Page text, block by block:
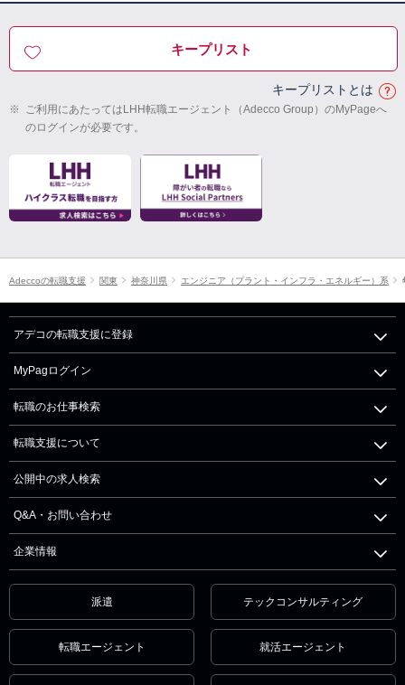
キープリスト
キープリストとは
※ ご利用にあたってはLHH転職エージェント（Adecco Group）のMyPageへ
のログインが必要です。
Adeccoの転職支援 関東 神奈川県 エンジニア（プラント・インフラ・エネルギー）系
アデコの転職支援に登録
MyPagログイン
転職のお仕事検索
転職支援について
公開中の求人検索
Q&A・お問い合わせ
企業情報
派遣 テックコンサルティング
転職エージェント 就活エージェント